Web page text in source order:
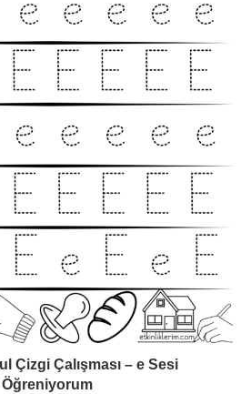
Çizgi Çalışması – e Sesi
Öğreniyorum